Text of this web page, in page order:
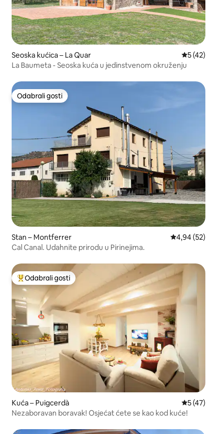
Seoska kućica – La Quar Prosječna
5 (42)
La Baumeta - Seoska kuća u jedinstvenom okruženju
Odabrali gosti
Odabrali gosti
Stan – Montferrer Prosječna
4,94 (52)
Cal Canal. Udahnite prirodu u Pirinejima.
Među najviše rangiranima s oznakom „Odabrali gosti”
Odabrali gosti
Kuća – Puigcerdà Prosječna
5 (47)
Nezaboravan boravak! Osjećat ćete se kao kod kuće!